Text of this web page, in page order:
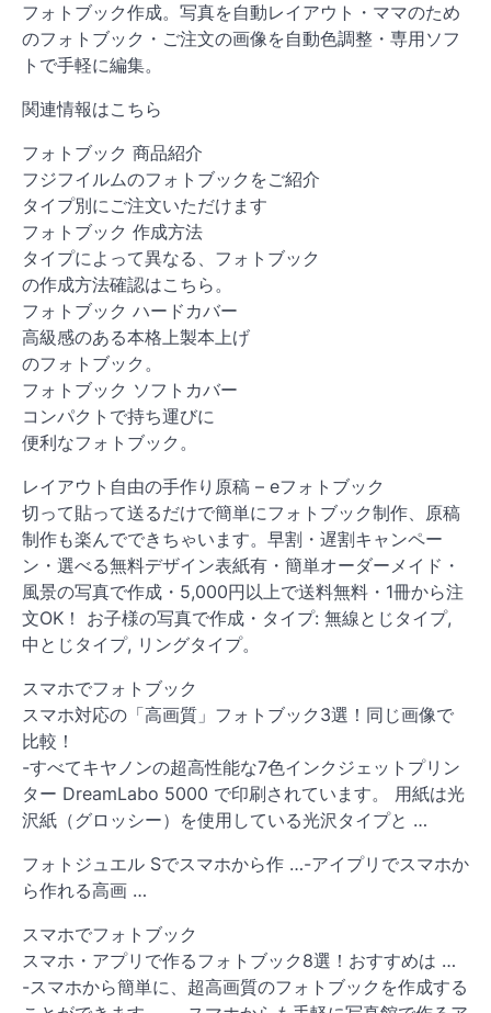
フォトブック作成。写真を自動レイアウト・ママのため
のフォトブック・ご注文の画像を自動色調整・専用ソフ
トで手軽に編集。
関連情報はこちら
フォトブック 商品紹介
フジフイルムのフォトブックをご紹介
タイプ別にご注文いただけます
フォトブック 作成方法
タイプによって異なる、フォトブック
の作成方法確認はこちら。
フォトブック ハードカバー
高級感のある本格上製本上げ
のフォトブック。
フォトブック ソフトカバー
コンパクトで持ち運びに
便利なフォトブック。
レイアウト自由の手作り原稿 – eフォトブック
切って貼って送るだけで簡単にフォトブック制作、原稿
制作も楽んでできちゃいます。早割・遅割キャンペー
ン・選べる無料デザイン表紙有・簡単オーダーメイド・
風景の写真で作成・5,000円以上で送料無料・1冊から注
文OK！ お子様の写真で作成・タイプ: 無線とじタイプ,
中とじタイプ, リングタイプ。
スマホでフォトブック
スマホ対応の「高画質」フォトブック3選！同じ画像で
比較！
-すべてキヤノンの超高性能な7色インクジェットプリン
ター DreamLabo 5000 で印刷されています。 用紙は光
沢紙（グロッシー）を使用している光沢タイプと …
フォトジュエル Sでスマホから作 …-アイプリでスマホか
ら作れる高画 …
スマホでフォトブック
スマホ・アプリで作るフォトブック8選！おすすめは …
-スマホから簡単に、超高画質のフォトブックを作成する